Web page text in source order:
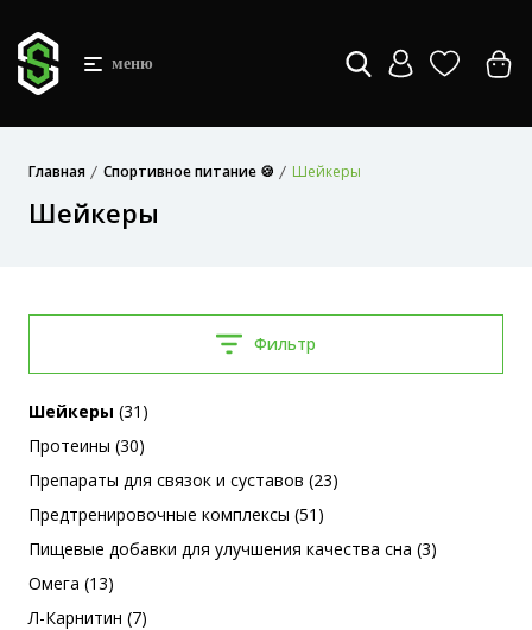
меню
Главная Спортивное питание 🍪 Шейкеры
Шейкеры
Фильтр
Шейкеры (31)
Протеины (30)
Препараты для связок и суставов (23)
Предтренировочные комплексы (51)
Пищевые добавки для улучшения качества сна (3)
Омега (13)
Л-Карнитин (7)